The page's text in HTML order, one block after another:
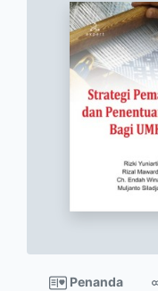
Penanda